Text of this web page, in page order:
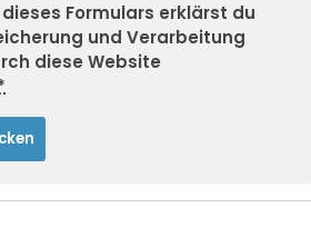
Formulars erklärst du
und Verarbeitung
diese Website